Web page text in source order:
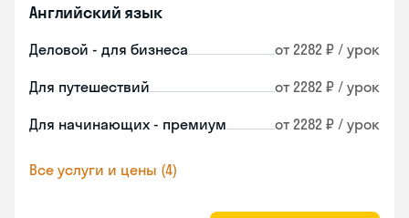
Английский язык
Деловой - для бизнеса от 2282 ₽ / урок
Для путешествий от 2282 ₽ / урок
Для начинающих - премиум от 2282 ₽ / урок
Все услуги и цены (4)